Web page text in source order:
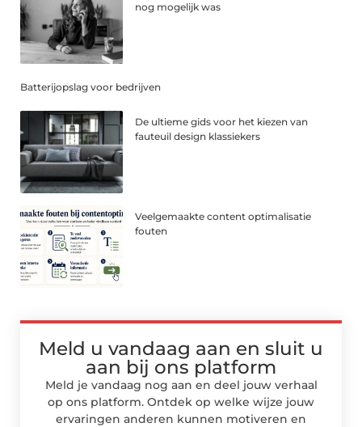
nog mogelijk was
Batterijopslag voor bedrijven
De ultieme gids voor het kiezen van
fauteuil design klassiekers
Veelgemaakte content optimalisatie
fouten
Meld u vandaag aan en sluit u
aan bij ons platform
Meld je vandaag nog aan en deel jouw verhaal
op ons platform. Ontdek op welke wijze jouw
ervaringen anderen kunnen motiveren en